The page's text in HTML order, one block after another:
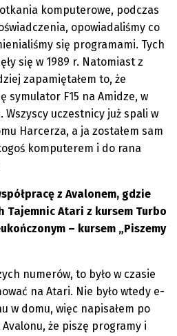
komputerowe, podczas
opowiadaliśmy co
się programami. Tych
się w 1989 r. Natomiast z
zapamiętałem to, że
symulator F15 na Amidze, w
Wszyscy uczestnicy już spali w
Harcerza, a ja zostałem sam
komputerem i do rana
z Avalonem, gdzie
Tajemnic Atari z kursem Turbo
– kursem „Piszemy
numerów, to było w czasie
na Atari. Nie było wtedy e-
w domu, więc napisałem po
że piszę programy i